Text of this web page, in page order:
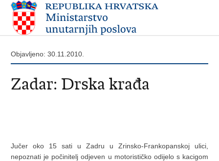
Objavljeno: 30.11.2010.
Zadar: Drska krađa
Jučer oko 15 sati u Zadru u Zrinsko-Frankopanskoj ulici,
nepoznati je počinitelj odjeven u motorističko odijelo s kacigom